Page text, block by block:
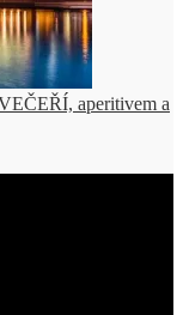
aperitivem a